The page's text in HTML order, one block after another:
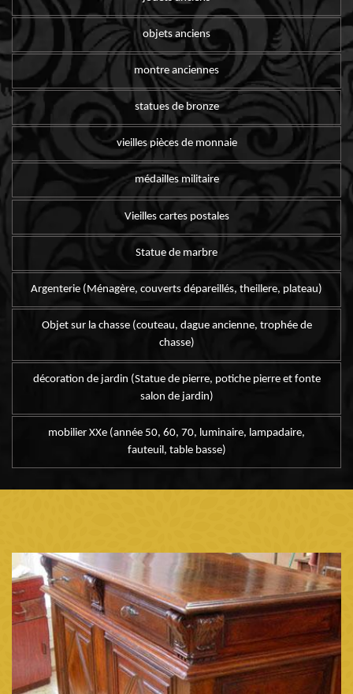
objets anciens
montre anciennes
statues de bronze
vieilles pièces de monnaie
médailles militaire
Vieilles cartes postales
Statue de marbre
Argenterie (Ménagère, couverts dépareillés, theillere, plateau)
Objet sur la chasse (couteau, dague ancienne, trophée de
chasse)
décoration de jardin (Statue de pierre, potiche pierre et fonte
salon de jardin)
mobilier XXe (année 50, 60, 70, luminaire, lampadaire,
fauteuil, table basse)